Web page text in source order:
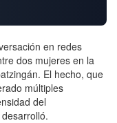
en redes
dos mujeres en la
El hecho, que
múltiples
del